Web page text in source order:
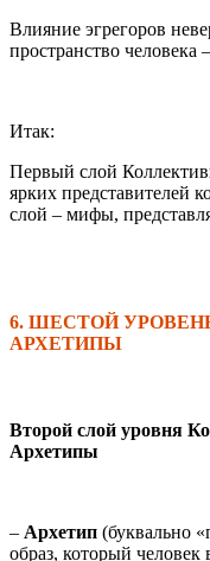
Влияние эгрегоров
пространство человека
Итак:
Первый слой
ярких представителей
слой – мифы,
6. ШЕСТОЙ
АРХЕТИПЫ
Второй слой уровня
Архетипы
– Архетип (буквально
образ, который